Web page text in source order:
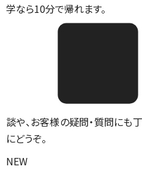
学なら10分で帰れます。
談や、お客様の疑問・質問にも
にどうぞ。
NEW